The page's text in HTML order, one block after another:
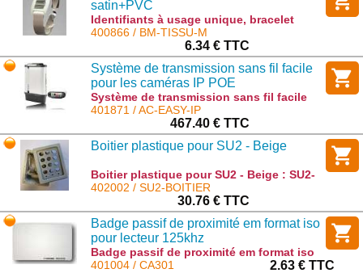
satin+PVC
Identifiants à usage unique, bracelet
satin+PVC : BM-TISSU-M
400866 / BM-TISSU-M
6.34 € TTC
Système de transmission sans fil facile
pour les caméras IP POE
Système de transmission sans fil facile
pour les caméras IP POE : AC-EASY-IP
401871 / AC-EASY-IP
467.40 € TTC
Boitier plastique pour SU2 - Beige
Boitier plastique pour SU2 - Beige : SU2-
BOITIER
402002 / SU2-BOITIER
30.76 € TTC
Badge passif de proximité em format iso
pour lecteur 125khz
Badge passif de proximité em format iso
pour lecteur 125khz : CA301
401004 / CA301
2.63 € TTC